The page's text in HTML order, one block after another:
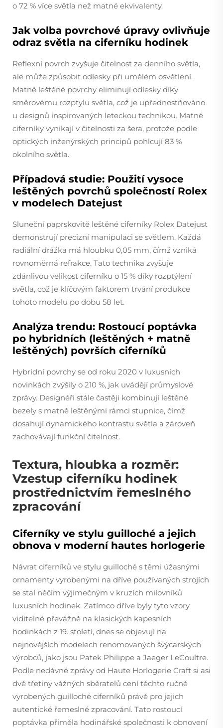
o 72 % více světla než matné ekvivalenty.
Jak volba povrchové úpravy ovlivňuje
odraz světla na ciferníku hodinek
Reflexní povrch zvyšuje čitelnost za denního světla,
ale může způsobit odlesky při umělém osvětlení.
Matně leštěné povrchy eliminují odlesky díky
směrovému rozptylu světla, což je upřednostňováno
u designů inspirovaných leteckou technikou. Matné
ciferníky vynikají v čitelnosti za šera, protože podle
optických inženýrských principů pohlcují 83 %
okolního světla.
Případová studie: Použití vysoce
leštěných povrchů společností Rolex
v modelech Datejust
Sluneční paprskovitě leštěné ciferníky Rolex Datejust
demonstrují precizní manipulaci se světlem. Každá
radiální drážka má hloubku 0,05 mm, čímž vzniká
rovnoměrná refrakce. Tato technika zvyšuje
zdánlivou velikost ciferníku o 15 % díky rozptýlení
světla, což je klíčovým faktorem trvání produkce
tohoto modelu po dobu 58 let.
Analýza trendu: Rostoucí poptávka
po hybridních (leštěných + matně
leštěných) površích ciferníků
Hybridní povrchy se od roku 2020 v luxusních
novinkách zvýšily o 210 %, jak uvádějí průmyslové
zprávy. Designéři stále častěji kombinují leštěné
bezely s matně leštěnými rámci stupnice, čímž
dosahují dynamického kontrastu světla a zároveň
zachovávají funkční čitelnost.
Textura, hloubka a rozměr:
Vzestup ciferníku hodinek
prostřednictvím řemeslného
zpracování
Ciferníky ve stylu guilloché a jejich
obnova v moderní hautes horlogerie
Návrat ciferníků ve stylu guilloché s těmi úžasnými
ornamenty vyrobenými na dříve používaných strojích
se stal něčím výjimečným v kruzích milovníků
luxusních hodinek. Zatímco dříve byly tyto vzory
viditelné převážně na klasických kapesních
hodinkách z 19. století, dnes se objevují na
nejnovějších modelech renomovaných švýcarských
výrobců, jako jsou Patek Philippe a Jaeger LeCoultre.
Podle nedávné zprávy od Haute Horlogerie Craft si asi
dvě třetiny vážných sběratelů cení těchto ručně
vyrobených guilloché ciferníků právě pro jejich
autentické řemeslné zpracování. Tato rostoucí
poptávka přiměla hodinářské společnosti k obnovení